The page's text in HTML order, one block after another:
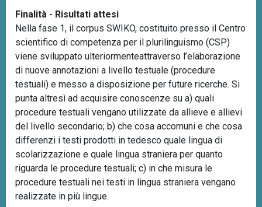
Finalità - Risultati attesi
Nella fase 1, il corpus SWIKO, costituito presso il Centro
scientifico di competenza per il plurilinguismo (CSP)
viene sviluppato ulteriormenteattraverso l’elaborazione
di nuove annotazioni a livello testuale (procedure
testuali) e messo a disposizione per future ricerche. Si
punta altresì ad acquisire conoscenze su a) quali
procedure testuali vengano utilizzate da allieve e allievi
del livello secondario; b) che cosa accomuni e che cosa
differenzi i testi prodotti in tedesco quale lingua di
scolarizzazione e quale lingua straniera per quanto
riguarda le procedure testuali; c) in che misura le
procedure testuali nei testi in lingua straniera vengano
realizzate in più lingue.